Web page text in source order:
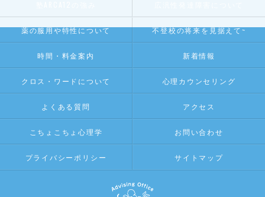
薬の服用や特性について 不登校の将来を見据えて~
時間・料金案内 新着情報
クロス・ワードについて 心理カウンセリング
よくある質問 アクセス
こちょこちょ心理学 お問い合わせ
プライバシーポリシー サイトマップ